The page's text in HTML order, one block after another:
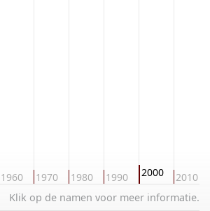
1960 1970 1980 1990 2000 2010
Klik op de namen voor meer informatie.